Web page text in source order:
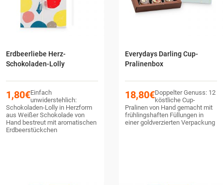
Erdbeerliebe Herz-
Schokoladen-Lolly
1,80€Einfach
unwiderstehlich:
Schokoladen-Lolly in Herzform
aus Weißer Schokolade von
Hand bestreut mit aromatischen
Erdbeerstückchen
Everydays Darling Cup-
Pralinenbox
18,80€Doppelter Genuss: 12
köstliche Cup-
Pralinen von Hand gemacht mit
frühlingshaften Füllungen in
einer goldverzierten Verpackung